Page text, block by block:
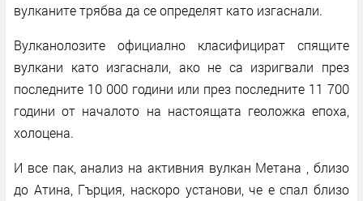
вулканите трябва да се определят като изгаснали.
Вулканолозите официално класифицират спящите
вулкани като изгаснали, ако не са изригвали през
последните 10 000 години или през последните 11 700
години от началото на настоящата геоложка епоха,
холоцена.
И все пак, анализ на активния вулкан Метана , близо
до Атина, Гърция, наскоро установи, че е спал близо